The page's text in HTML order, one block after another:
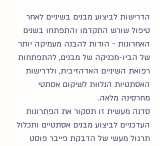
הדרישות לביצוע מבנים בשיניים לאחר
טיפול שורש התקדמו והתפתחו בשנים
האחרונות - הודות להבנה מעמיקה יותר
של הביו-מכניקה של מבנים, להתפתחות
רפואת השיניים האדהזיבית, ולדרישות
האסתטיות הנלוות לשיקום אסתטי
מחרסינה מלאה.
סדנה מעשית זו תסקור את הפתרונות
העדכניים לביצוע מבנים אסתטיים ותכלול
תרגול מעשי של הדבקת פייבר פוסט